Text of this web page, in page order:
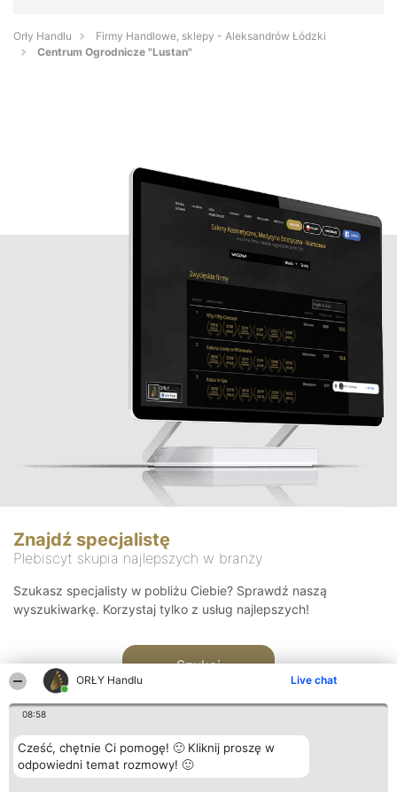
ORŁY Handlu Live chat
08:58
Cześć, chętnie Ci pomogę! 🙂 Kliknij proszę w
odpowiedni temat rozmowy! 🙂
Orły Handlu
Firmy Handlowe, sklepy - Aleksandrów Łódzki
Centrum Ogrodnicze "Lustan"
Znajdź specjalistę
Plebiscyt skupia najlepszych w branży
Szukasz specjalisty w pobliżu Ciebie? Sprawdź naszą
wyszukiwarkę. Korzystaj tylko z usług najlepszych!
Szukaj